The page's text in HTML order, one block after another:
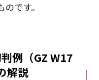
です。
例（GZ W17
解説